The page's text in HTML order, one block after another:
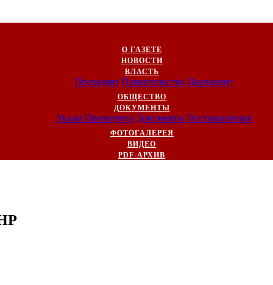
О ГАЗЕТЕ
НОВОСТИ
ВЛАСТЬ
Президент Правительство Парламент
ОБЩЕСТВО
ДОКУМЕНТЫ
Указы Президента Документы Постановления
ФОТОГАЛЕРЕЯ
ВИДЕО
PDF-АРХИВ